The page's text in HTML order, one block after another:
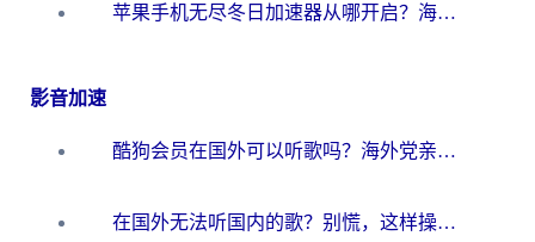
苹果手机无尽冬日加速器从哪开启？海外玩家的冬日生存指南
影音加速
酷狗会员在国外可以听歌吗？海外党亲测有效：3步解决音乐权限难题
在国外无法听国内的歌？别慌，这样操作就能畅听QQ音乐（附亲测加速器推荐）